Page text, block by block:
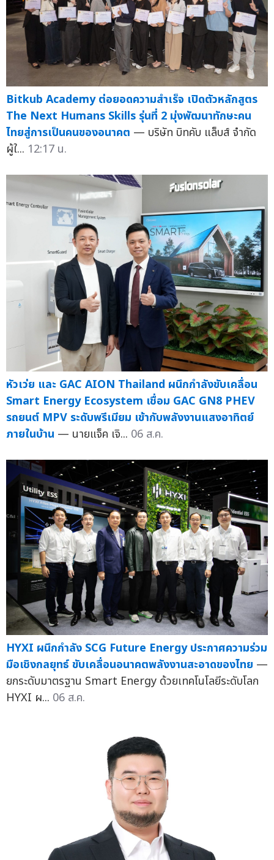
Bitkub Academy ต่อยอดความสำเร็จ เปิดตัวหลักสูตร
The Next Humans Skills รุ่นที่ 2 มุ่งพัฒนาทักษะคน
ไทยสู่การเป็นคนของอนาคต — บริษัท บิทคับ แล็บส์ จำกัด
ผู้ใ... 12:17 น.
หัวเว่ย และ GAC AION Thailand ผนึกกำลังขับเคลื่อน
Smart Energy Ecosystem เชื่อม GAC GN8 PHEV
รถยนต์ MPV ระดับพรีเมียม เข้ากับพลังงานแสงอาทิตย์
ภายในบ้าน — นายแจ็ค เจิ... 06 ส.ค.
HYXI ผนึกกำลัง SCG Future Energy ประกาศความร่วม
มือเชิงกลยุทธ์ ขับเคลื่อนอนาคตพลังงานสะอาดของไทย —
ยกระดับมาตรฐาน Smart Energy ด้วยเทคโนโลยีระดับโลก
HYXI ผ... 06 ส.ค.